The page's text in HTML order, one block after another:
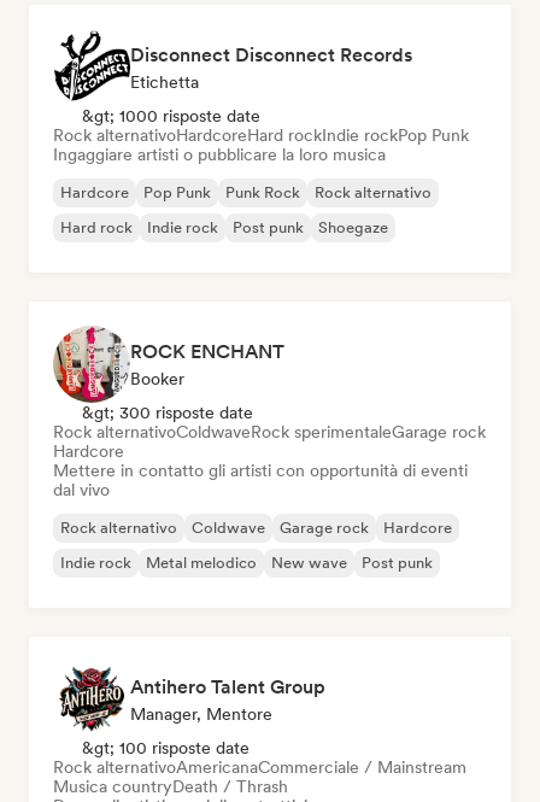
Disconnect Disconnect Records
Etichetta
&gt; 1000 risposte date
Rock alternativoHardcoreHard rockIndie rockPop Punk
Ingaggiare artisti o pubblicare la loro musica
Hardcore Pop Punk Punk Rock
Rock alternativo
Hard rock
Indie rock Post punk Shoegaze
ROCK ENCHANT
Booker
&gt; 300 risposte date
Rock alternativoColdwaveRock sperimentaleGarage rock
Hardcore
Mettere in contatto gli artisti con opportunità di eventi
dal vivo
Rock alternativo Coldwave Garage rock
Hardcore
Indie rock
Metal melodico New wave Post punk
Antihero Talent Group
Manager, Mentore
&gt; 100 risposte date
Rock alternativoAmericanaCommerciale / Mainstream
Musica countryDeath / Thrash